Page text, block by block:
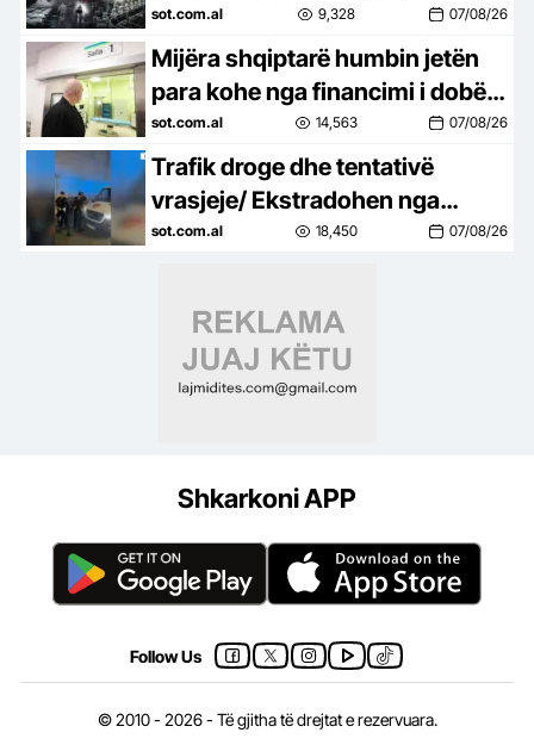
shqiptarë humbën jetën nga
Covid-19, mijëra të tjerë…
sot.com.al 9,328 07/08/26
Mijëra shqiptarë humbin jetën
para kohe nga financimi i dobët i
shëndetësisë, Dhoma
Amerikane ngre alarmin dhe
godet…
sot.com.al 14,563 07/08/26
Trafik droge dhe tentativë
vrasjeje/ Ekstradohen nga
Kolumbia e Italia 2 persona të
sot.com.al 18,450 07/08/26
Shkarkoni APP
Follow Us
© 2010 - 2026 - Të gjitha të drejtat e rezervuara.